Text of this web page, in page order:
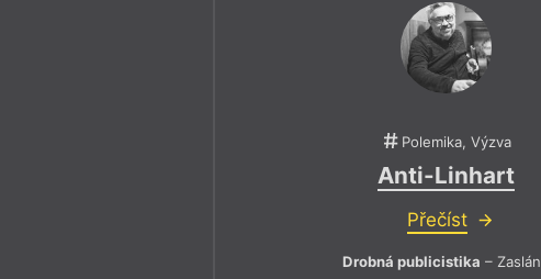
Polemika, Výzva
Anti-Linhart
Přečíst
Drobná publicistika –